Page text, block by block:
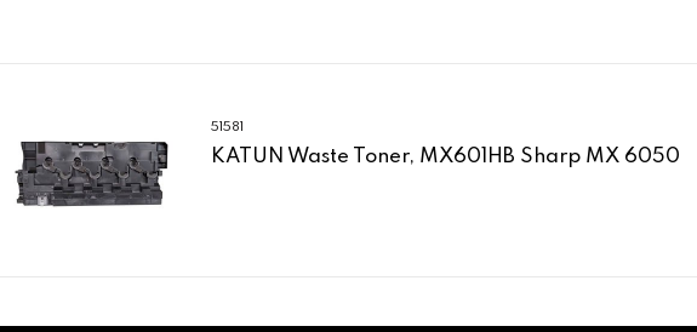
51581
KATUN Waste Toner, MX601HB Sharp MX 6050